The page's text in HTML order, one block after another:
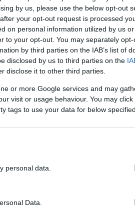
by us, please use the below opt-out
your opt-out request is processed
on personal information utilized by us
to your opt-out. You may separately
by third parties on the IAB’s list of
disclosed by us to third parties on the
disclose it to other third parties.
or more Google services and may
visit or usage behaviour. You may
tags to use your data for below
personal data.
Data.
βρήκαν το αυτοκίνητο των
με το όχημά του ο θείος
τυχαία τους